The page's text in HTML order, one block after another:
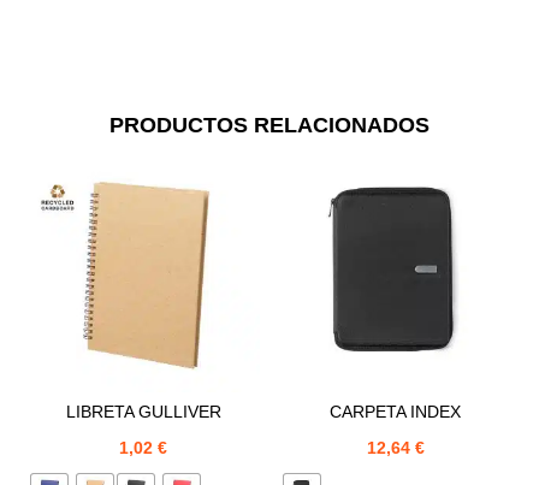
PRODUCTOS RELACIONADOS
LIBRETA GULLIVER
1,02€
CARPETA INDEX
12,64 €